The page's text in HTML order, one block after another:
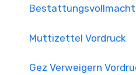
Bestattungsvollmacht
Muttizettel Vordruck
Gez Verweigern